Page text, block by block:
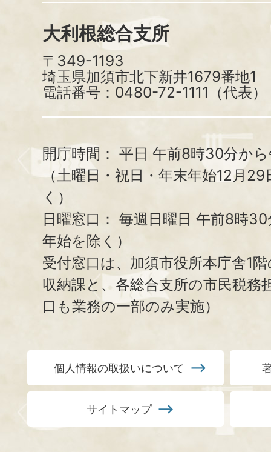
大利根総合支所
〒349-1193
埼玉県加須市北下新井1679番地1
電話番号：0480-72-1111（代表）
開庁時間： 平日 午前8時30分か
（土曜日・祝日・年末年始12月
く）
日曜窓口： 毎週日曜日 午前8時
年始を除く）
受付窓口は、加須市役所本庁舎1
収納課と、 各総合支所の市民税務
口も業務の一部のみ実施）
個人情報の取扱いについて
サイトマップ